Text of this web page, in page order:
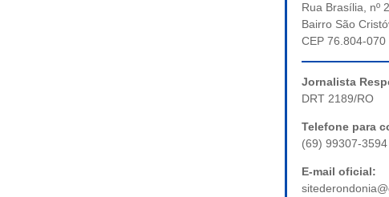
Rua Brasília, nº
Bairro São
CEP 76.804-070
Jornalista
DRT 2189/RO
Telefone para
(69) 99307-3594
E-mail oficial: